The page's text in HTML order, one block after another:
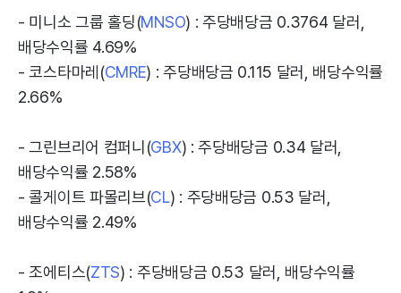
- 미니소 그룹 홀딩(MNSO) : 주당배당금 0.3764 달러,
배당수익률 4.69%
- 코스타마레(CMRE) : 주당배당금 0.115 달러, 배당수익률
2.66%
- 그린브리어 컴퍼니(GBX) : 주당배당금 0.34 달러,
배당수익률 2.58%
- 콜게이트 파몰리브(CL) : 주당배당금 0.53 달러,
배당수익률 2.49%
- 조에티스(ZTS) : 주당배당금 0.53 달러, 배당수익률